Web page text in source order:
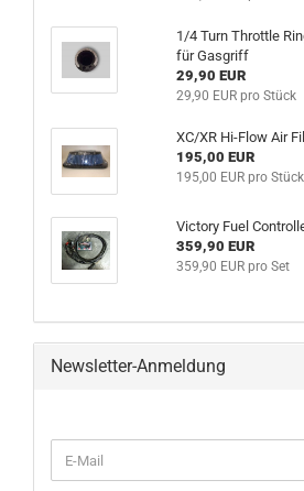
1/4 Turn Throttle
für Gasgriff
29,90 EUR
29,90 EUR pro Stück
XC/XR Hi-Flow Air
195,00 EUR
195,00 EUR pro Stück
Victory Fuel
359,90 EUR
359,90 EUR pro Set
Newsletter-Anmeldung